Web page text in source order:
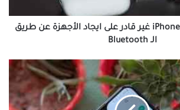
أهم 5 إصلاحات للـ iPhone غير قادر على ايجاد الأجهزة عن طريق
الـ Bluetooth